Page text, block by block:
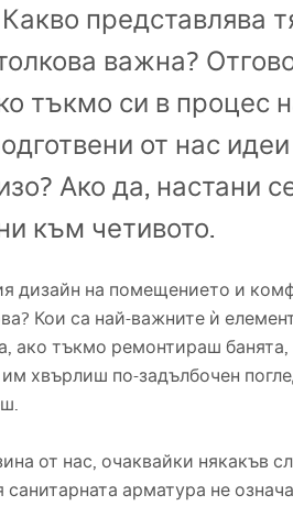
представлява
важна?
тъкмо си в процес
от нас
Ако да, настани
към четивото.
дизайн на помещението и
Кои са най-важните ѝ
ако тъкмо ремонтираш
хвърлиш по-задълбочен
от нас, очаквайки някакъв
арматура не